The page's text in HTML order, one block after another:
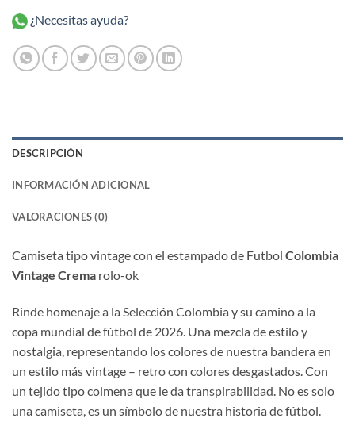
¿Necesitas ayuda?
DESCRIPCIÓN
INFORMACIÓN ADICIONAL
VALORACIONES (0)
Camiseta tipo vintage con el estampado de Futbol Colombia
Vintage Crema rolo-ok
Rinde homenaje a la Selección Colombia y su camino a la
copa mundial de fútbol de 2026. Una mezcla de estilo y
nostalgia, representando los colores de nuestra bandera en
un estilo más vintage – retro con colores desgastados. Con
un tejido tipo colmena que le da transpirabilidad. No es solo
una camiseta, es un símbolo de nuestra historia de fútbol.